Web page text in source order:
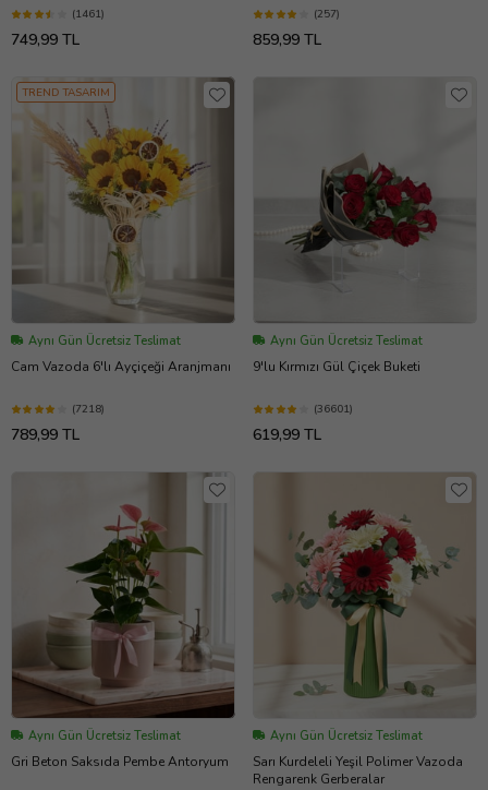
(1461)
749,99 TL
(257)
859,99 TL
TREND TASARIM
Aynı Gün Ücretsiz Teslimat
Cam Vazoda 6'lı Ayçiçeği Aranjmanı
(7218)
789,99 TL
Aynı Gün Ücretsiz Teslimat
9'lu Kırmızı Gül Çiçek Buketi
(36601)
619,99 TL
Aynı Gün Ücretsiz Teslimat
Gri Beton Saksıda Pembe Antoryum
Aynı Gün Ücretsiz Teslimat
Sarı Kurdeleli Yeşil Polimer Vazoda
Rengarenk Gerberalar